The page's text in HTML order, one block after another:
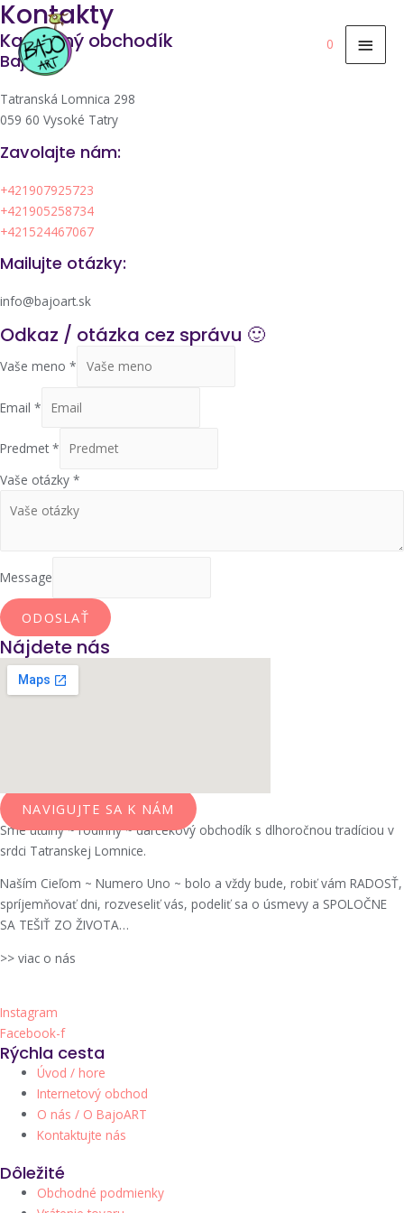
0
Kontakty
Kamenný obchodík
BajoART
Tatranská Lomnica 298
059 60 Vysoké Tatry
Zavolajte nám:
+421907925723
+421905258734
+421524467067
Mailujte otázky:
info@bajoart.sk
Odkaz / otázka cez správu 🙂
Vaše meno *
Email *
Predmet *
Vaše otázky *
Message
ODOSLAŤ
Nájdete nás
NAVIGUJTE SA K NÁM
Sme útulný ~ rodinný ~ darčekový obchodík s dlhoročnou tradíciou v
srdci Tatranskej Lomnice.
Naším Cieľom ~ Numero Uno ~ bolo a vždy bude, robiť vám RADOSŤ,
spríjemňovať dni, rozveseliť vás, podeliť sa o úsmevy a SPOLOČNE
SA TEŠIŤ ZO ŽIVOTA…
>> viac o nás
Instagram
Facebook-f
Rýchla cesta
Úvod / hore
Internetový obchod
O nás / O BajoART
Kontaktujte nás
Dôležité
Obchodné podmienky